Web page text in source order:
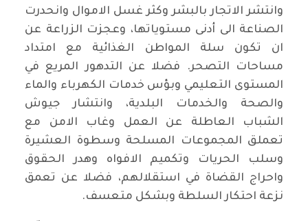
وانتشر الاتجار بالبشر وكثر غسل الاموال وانحدرت
الصناعة الى أدنى مستوياتها، وعجزت الزراعة عن
ان تكون سلة المواطن الغذائية مع امتداد
مساحات التصحر. فضلا عن التدهور المريع في
المستوى التعليمي وبؤس خدمات الكهرباء والماء
والصحة والخدمات البلدية، وانتشار جيوش
الشباب العاطلة عن العمل وغاب الامن مع
تعملق المجموعات المسلحة وسطوة العشيرة
وسلب الحريات وتكميم الافواه وهدر الحقوق
واحراج القضاة في استقلالهم، فضلا عن تعمق
نزعة احتكار السلطة وبشكل متعسف.